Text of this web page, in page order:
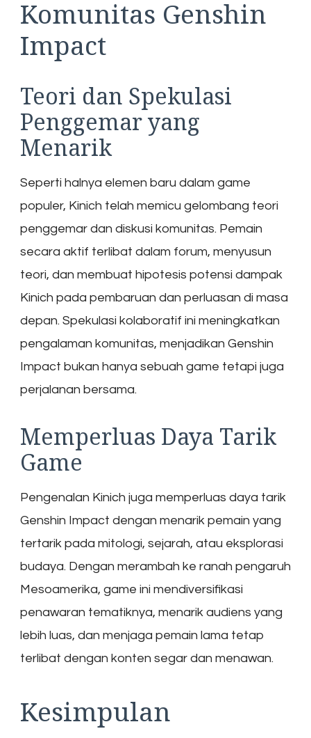
Komunitas Genshin
Impact
Teori dan Spekulasi
Penggemar yang
Menarik
Seperti halnya elemen baru dalam game
populer, Kinich telah memicu gelombang teori
penggemar dan diskusi komunitas. Pemain
secara aktif terlibat dalam forum, menyusun
teori, dan membuat hipotesis potensi dampak
Kinich pada pembaruan dan perluasan di masa
depan. Spekulasi kolaboratif ini meningkatkan
pengalaman komunitas, menjadikan Genshin
Impact bukan hanya sebuah game tetapi juga
perjalanan bersama.
Memperluas Daya Tarik
Game
Pengenalan Kinich juga memperluas daya tarik
Genshin Impact dengan menarik pemain yang
tertarik pada mitologi, sejarah, atau eksplorasi
budaya. Dengan merambah ke ranah pengaruh
Mesoamerika, game ini mendiversifikasi
penawaran tematiknya, menarik audiens yang
lebih luas, dan menjaga pemain lama tetap
terlibat dengan konten segar dan menawan.
Kesimpulan